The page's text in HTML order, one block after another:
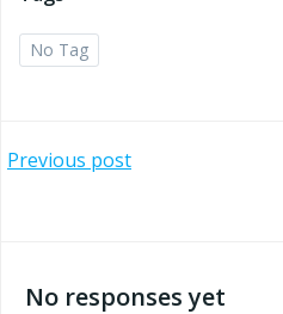
No Tag
Post
Previous post
navigation
No responses yet